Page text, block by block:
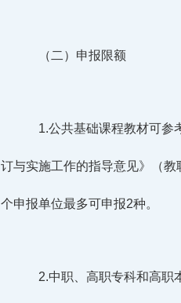
（二）申报限额
1.公共基础课程教材可参
订与实施工作的指导意见》（
个申报单位最多可申报2种。
2.中职、高职专科和高职